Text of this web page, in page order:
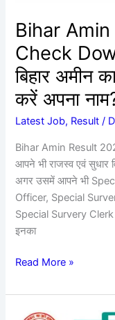
Bihar
Check
बिहार अमीन
करें अपना
Latest Job, Result /
Bihar Amin Result
आपने भी राजस्व एवं सुधार
अगर उसमें आपने भी
Officer, Special
Special Survery Clerk
इनका
अभी
बिहार
अमीन
का
रिजल्ट
हुआ
जारी
चेक
करें
अपना
नाम?
Read More »